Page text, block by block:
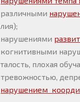
различными
нарушениями
когнитивными
плохая
тревожностью,
нарушением